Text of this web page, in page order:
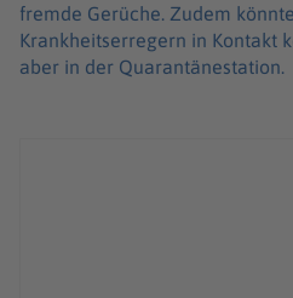
fremde Gerüche. Zudem
Krankheitserregern in Kontakt
aber in der Quarantänestation.